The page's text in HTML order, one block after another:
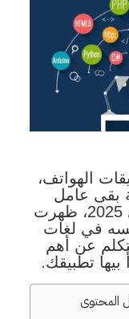
الهواتف،
بقى عامل
أساسي لنجاح أي مشروع. في 2025، ظهرت
في لغات
عن أهم
تطبيقك.